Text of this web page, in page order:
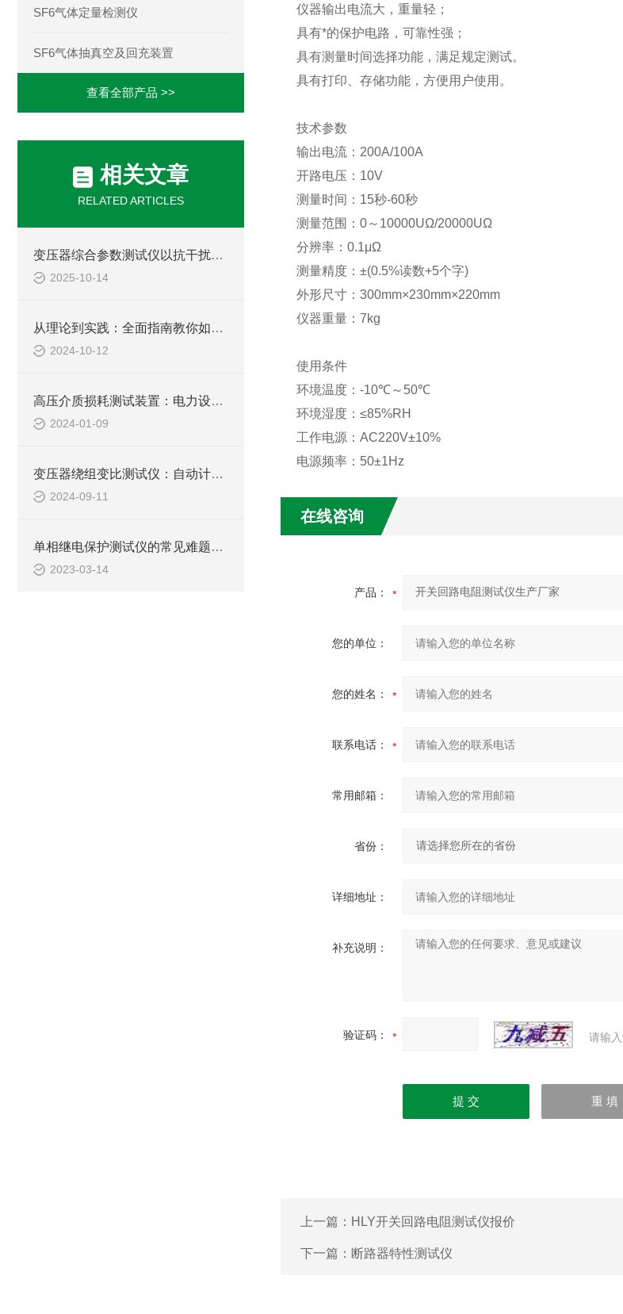
SF6气体定量检测仪
SF6气体抽真空及回充装置
查看全部产品 >>
相关文章
RELATED ARTICLES
变压器综合参数测试仪以抗干扰设计保障复杂电网检测精准
2025-10-14
从理论到实践：全面指南教你如何使用变压器绕组变比测试仪进行高效测试
2024-10-12
高压介质损耗测试装置：电力设备绝缘检测的关键工具
2024-01-09
变压器绕组变比测试仪：自动计算与诊断，简化操作流程，保障测试准确性
2024-09-11
单相继电保护测试仪的常见难题教你几招搞定！
2023-03-14
仪器输出电流大，重量轻；
具有*的保护电路，可靠性强；
具有测量时间选择功能，满足规定测试。
具有打印、存储功能，方便用户使用。
技术参数
输出电流： 200A/100A
开路电压： 10V
测量时间： 15秒-60秒
测量范围： 0～ 10000UΩ/20000UΩ
分辨率： 0.1μΩ
测量精度：±(0.5%读数+5个字)
外形尺寸： 300mm×230mm×220mm
仪器重量： 7kg
使用条件
环境温度： -10℃～ 50℃
环境湿度：≤85%RH
工作电源： AC220V±10%
电源频率： 50±1Hz
在线咨询
产品：
您的单位：
您的姓名：
联系电话：
常用邮箱：
省份：
详细地址：
补充说明：
验证码： 请输
上一篇： HLY开关回路电阻测试仪报价
下一篇： 断路器特性测试仪